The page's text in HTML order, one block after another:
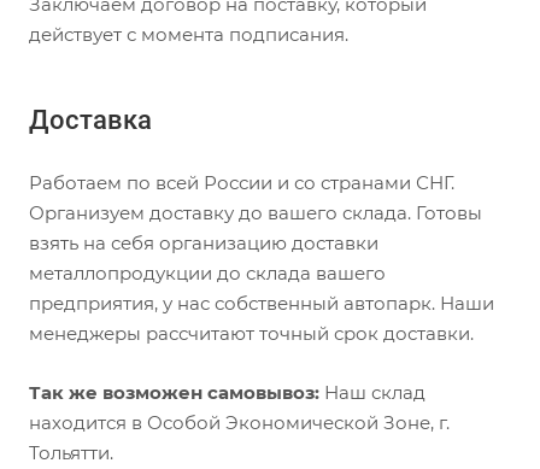
Заключаем договор на поставку, который
действует с момента подписания.
Доставка
Работаем по всей России и со странами СНГ.
Организуем доставку до вашего склада. Готовы
взять на себя организацию доставки
металлопродукции до склада вашего
предприятия, у нас собственный автопарк. Наши
менеджеры рассчитают точный срок доставки.
Так же возможен самовывоз: Наш склад
находится в Особой Экономической Зоне, г.
Тольятти.